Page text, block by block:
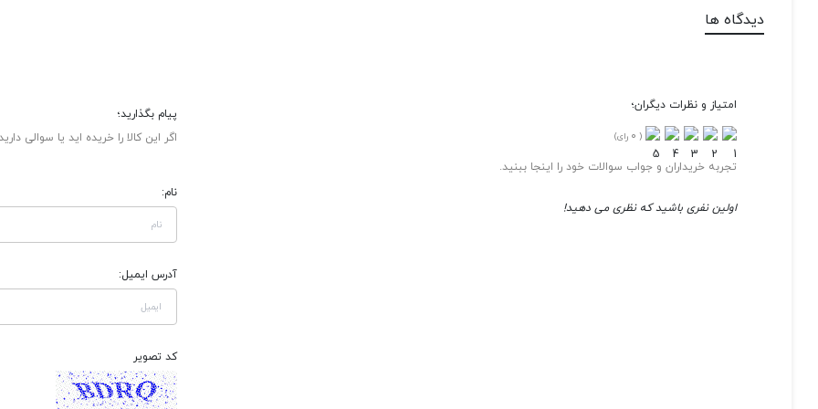
دیدگاه ها
امتیاز و نظرات دیگران؛
(
0 رای)
تجربه خریداران و جواب سوالات خود را اینجا ببنید.
اولین نفری باشید که نظری می دهید!
پیام بگذارید؛
اگر این کالا را خریده اید یا سوالی
نام:
آدرس ایمیل:
کد تصویر